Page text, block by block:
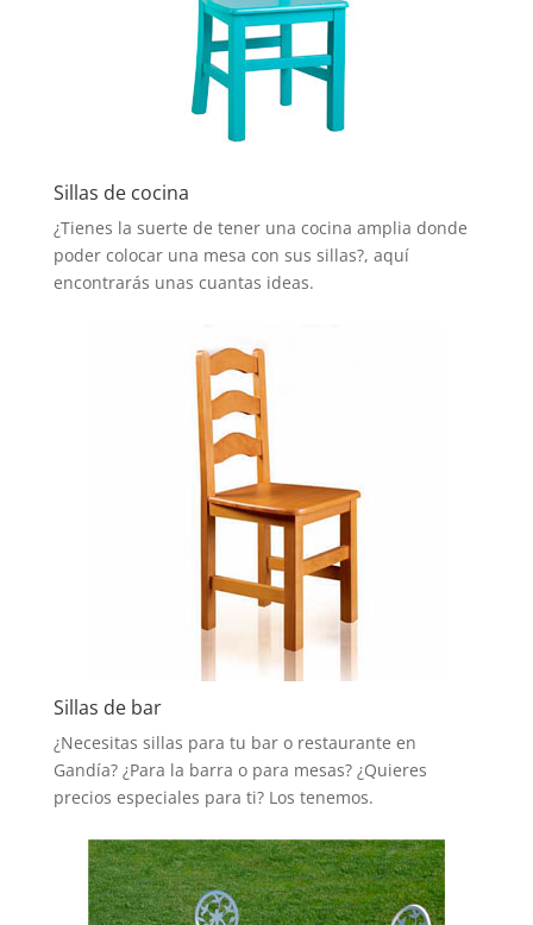
Sillas de cocina
¿Tienes la suerte de tener una cocina amplia donde
poder colocar una mesa con sus sillas?, aquí
encontrarás unas cuantas ideas.
Sillas de bar
¿Necesitas sillas para tu bar o restaurante en
Gandía? ¿Para la barra o para mesas? ¿Quieres
precios especiales para ti? Los tenemos.